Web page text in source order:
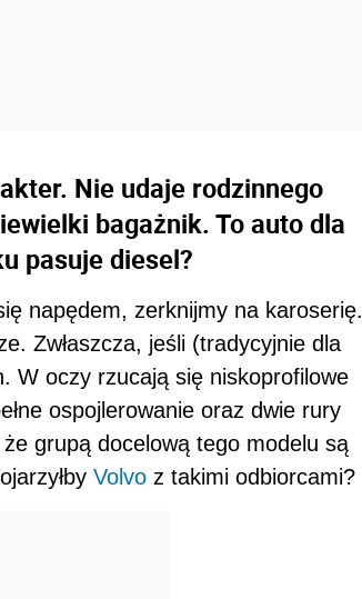
Nie udaje rodzinnego
bagażnik. To auto dla
pasuje diesel?
napędem, zerknijmy na karoserię.
Zwłaszcza, jeśli (tradycyjnie dla
W oczy rzucają się niskoprofilowe
ospojlerowanie oraz dwie rury
grupą docelową tego modelu są
Volvo z takimi odbiorcami?